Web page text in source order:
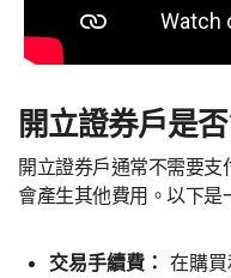
開立證券戶是
開立證券戶通常不需要
會產生其他費用。以下是
交易手續費： 在購